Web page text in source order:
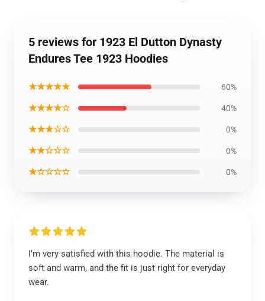
5 reviews for 1923 El Dutton Dynasty
Endures Tee 1923 Hoodies
★★★★★ 60%
★★★★☆ 40%
★★★☆☆ 0%
★★☆☆☆ 0%
★☆☆☆☆ 0%
I’m very satisfied with this hoodie. The material is
soft and warm, and the fit is just right for everyday
wear.